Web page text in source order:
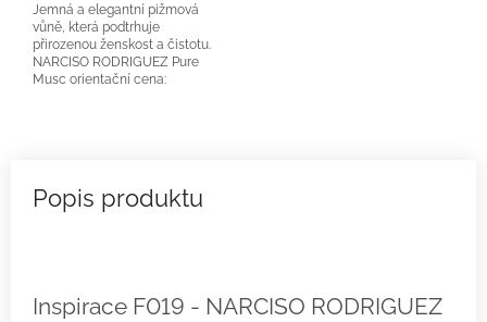
Jemná a elegantní pižmová
vůně, která podtrhuje
přirozenou ženskost a čistotu.
NARCISO RODRIGUEZ Pure
Musc orientační cena:
Inspirace F019 - NARCISO RODRIGUEZ